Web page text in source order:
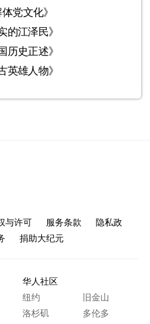
体党文化》
的江泽民》
历史正述》
英雄人物》
与许可 服务条款
隐私政
捐助大纪元
华人社区
纽约
旧金山
洛杉矶
多伦多